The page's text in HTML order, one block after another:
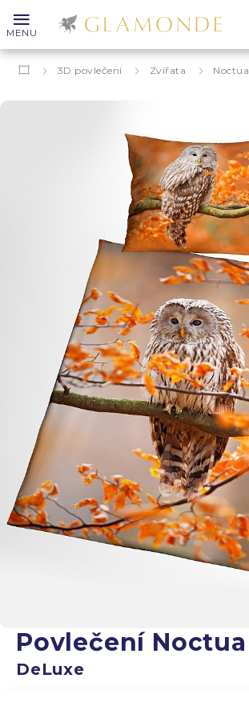
MENU
3D povlečení Zvířata Noctua
Povlečení Noctua
DeLuxe